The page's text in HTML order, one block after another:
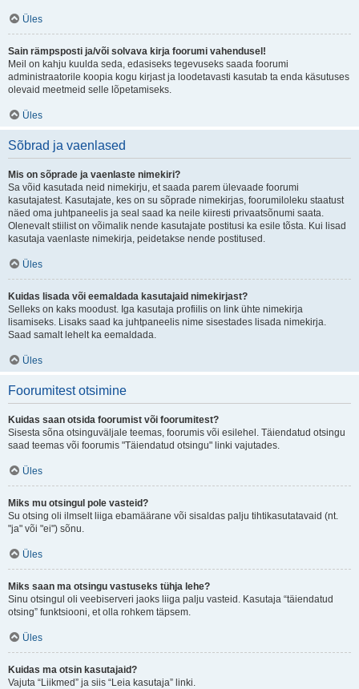
Üles
Sain rämpsposti ja/või solvava kirja foorumi vahendusel!
Meil on kahju kuulda seda, edasiseks tegevuseks saada foorumi
administraatorile koopia kogu kirjast ja loodetavasti kasutab ta enda käsutuses
olevaid meetmeid selle lõpetamiseks.
Üles
Sõbrad ja vaenlased
Mis on sõprade ja vaenlaste nimekiri?
Sa võid kasutada neid nimekirju, et saada parem ülevaade foorumi
kasutajatest. Kasutajate, kes on su sõprade nimekirjas, foorumiloleku staatust
näed oma juhtpaneelis ja seal saad ka neile kiiresti privaatsõnumi saata.
Olenevalt stiilist on võimalik nende kasutajate postitusi ka esile tõsta. Kui lisad
kasutaja vaenlaste nimekirja, peidetakse nende postitused.
Üles
Kuidas lisada või eemaldada kasutajaid nimekirjast?
Selleks on kaks moodust. Iga kasutaja profiilis on link ühte nimekirja
lisamiseks. Lisaks saad ka juhtpaneelis nime sisestades lisada nimekirja.
Saad samalt lehelt ka eemaldada.
Üles
Foorumitest otsimine
Kuidas saan otsida foorumist või foorumitest?
Sisesta sõna otsinguväljale teemas, foorumis või esilehel. Täiendatud otsingu
saad teemas või foorumis "Täiendatud otsingu" linki vajutades.
Üles
Miks mu otsingul pole vasteid?
Su otsing oli ilmselt liiga ebamäärane või sisaldas palju tihtikasutatavaid (nt.
"ja" või "ei") sõnu.
Üles
Miks saan ma otsingu vastuseks tühja lehe?
Sinu otsingul oli veebiserveri jaoks liiga palju vasteid. Kasutaja “täiendatud
otsing” funktsiooni, et olla rohkem täpsem.
Üles
Kuidas ma otsin kasutajaid?
Vajuta “Liikmed” ja siis “Leia kasutaja” linki.